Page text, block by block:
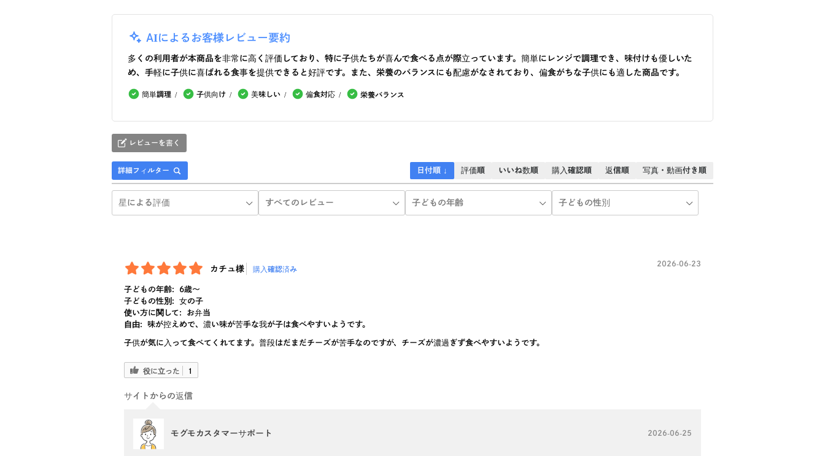
AIによるお客様レビュー要約
多くの利用者が本商品を非常に高く評価しており、特に子供たちが喜んで食べる点が際立っています。簡単にレンジで調理でき、味付けも優しいた
め、手軽に子供に喜ばれる食事を提供できると好評です。また、栄養のバランスにも配慮がなされており、偏食がちな子供にも適した商品です。
簡単調理 子供向け 美味しい 偏食対応 栄養バランス
レビューを書く
詳細フィルター 日付順 ↓ 評価順 いいね数順 購入確認順 返信順 写真・動画付き順
カチュ様 購入確認済み
2026-06-23
子どもの年齢:
6歳〜
子どもの性別:
女の子
使い方に関して:
お弁当
自由:
味が控えめで、濃い味が苦手な我が子は食べやすいようです。
子供が気に入って食べてくれてます。普段はだまだチーズが苦手なのですが、チーズが濃過ぎず食べやすいようです。
役に立った 1
サイトからの返信
モグモカスタマーサポート 2026-06-25